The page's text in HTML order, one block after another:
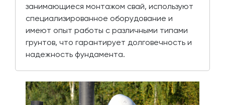
занимающиеся монтажом свай, используют
специализированное оборудование и
имеют опыт работы с различными типами
грунтов, что гарантирует долговечность и
надежность фундамента.